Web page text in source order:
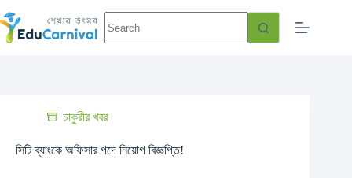
চাকুরীর খবর
সিটি ব্যাংকে অফিসার পদে নিয়োগ বিজ্ঞপ্তি!